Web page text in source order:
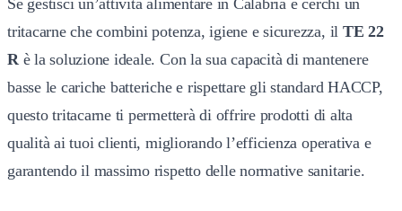
tritacarne che combini potenza, igiene e sicurezza, il TE 22
R è la soluzione ideale. Con la sua capacità di mantenere
basse le cariche batteriche e rispettare gli standard HACCP,
questo tritacarne ti permetterà di offrire prodotti di alta
qualità ai tuoi clienti, migliorando l’efficienza operativa e
garantendo il massimo rispetto delle normative sanitarie.